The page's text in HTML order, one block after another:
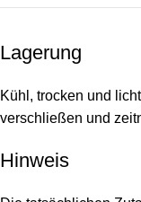
Lagerung
Kühl, trocken und
verschließen und
Hinweis